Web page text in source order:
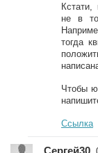
Кстати,
не в
тогда
Чтобы
Ссылка
Сергей30